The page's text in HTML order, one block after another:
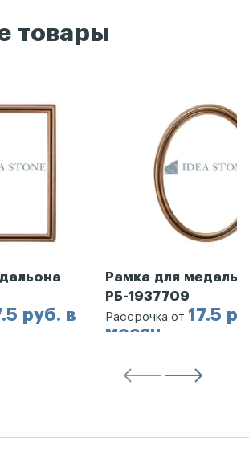
товары
руб. в
Рамка для
РБ-1937709
Рассрочка от 17.5
месяц